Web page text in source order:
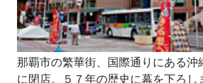
那覇市の繁華街、国際通りにある沖
に閉店。５７年の歴史に幕を下ろし